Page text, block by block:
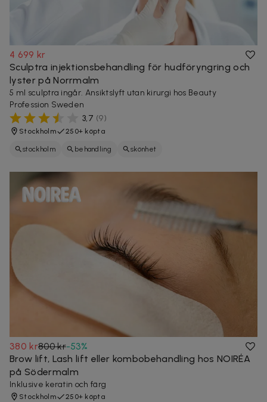
4 699 kr
Sculptra injektionsbehandling för hudföryngring och
lyster på Norrmalm
5 ml sculptra ingår. Ansiktslyft utan kirurgi hos Beauty
Profession Sweden
3,7 (9)
Stockholm 250+ köpta
stockholm behandling skönhet
380 kr800 kr-53%
Brow lift, Lash lift eller kombobehandling hos NOIRÉA
på Södermalm
Inklusive keratin och färg
Stockholm 250+ köpta